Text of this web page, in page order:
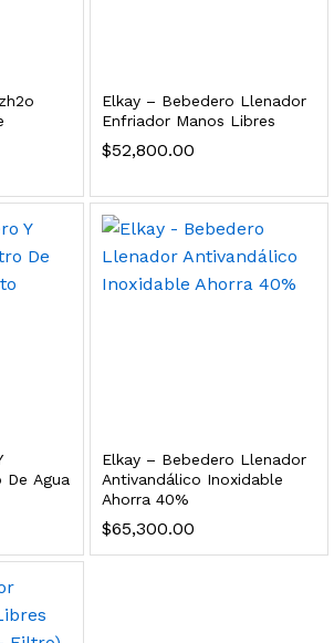
Elkay – Bebedero Llenador
Enfriador Manos Libres
$52,800.00
Agua
Elkay – Bebedero Llenador
Antivandálico Inoxidable
Ahorra 40%
$65,300.00
(con Polifosfatos)
Cepillado | Agua Purificada